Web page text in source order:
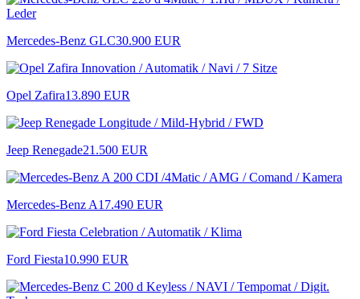
Mercedes-Benz GLC30.900 EUR
Opel Zafira13.890 EUR
Jeep Renegade21.500 EUR
Mercedes-Benz A17.490 EUR
Ford Fiesta10.990 EUR